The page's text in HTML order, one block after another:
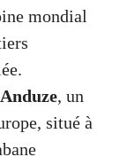
mondial
, un
situé à